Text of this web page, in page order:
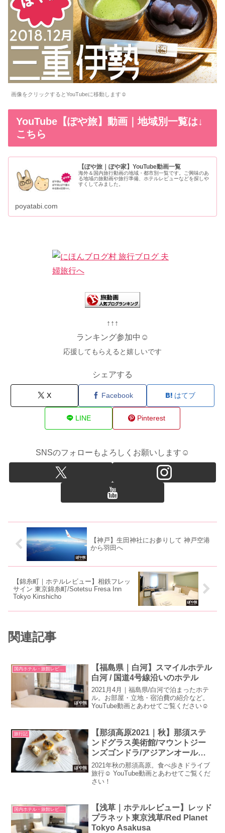
画像をクリックするとYouTubeに移動します☺
YouTube【ぽや旅】動画｜地域別一覧は↓
こちら
【ぽや旅｜ぽや家】YouTube動画一覧
海外＆国内旅行動画の地域・都市別一覧です。ご興味のあ
る地域の旅動画や旅行準備、ホテルレビューなどを探しや
すくしてみました。
poyatabi.com
↑↑↑
ランキング参加中☺
応援してもらえると嬉しいです
シェアする
X Facebook はてブ
LINE Pinterest
SNSのフォローもよろしくお願いします☺
【神戸】生田神社にお参りして 神戸空港
から羽田へ
【錦糸町｜ホテルレビュー】相鉄フレッ
サイン 東京錦糸町/Sotetsu Fresa Inn
Tokyo Kinshicho
関連記事
国内ホテル・旅館レビュー
【福島県｜白河】スマイルホテル
白河 / 国道4号線沿いのホテル
2021月4月｜福島県/白河で泊まったホテ
ル。お部屋・立地・宿泊費の紹介など。
YouTube動画とあわせてご覧ください☺
旅行記
【那須高原2021｜秋】那須ステ
ンドグラス美術館/マウントジー
ンズゴンドラ/アジアンオールド
バザール/道の駅東山道伊王野｜
レンタカーでゆるドライブ旅
2021年秋の那須高原。食べ歩きドライブ
旅行☺ YouTube動画とあわせてご覧くだ
さい！
【浅草｜ホテルレビュー】レッド
プラネット東京浅草/Red Planet
Tokyo Asakusa